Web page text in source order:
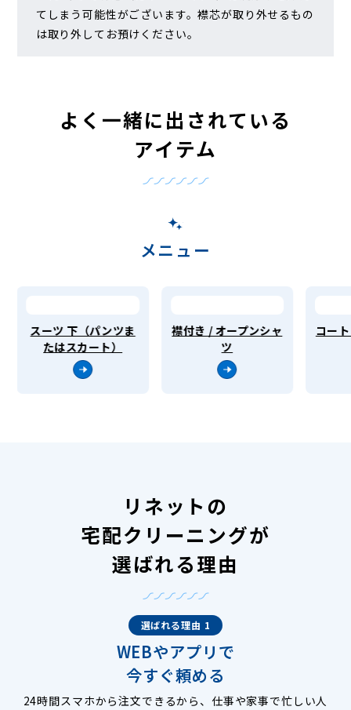
てしまう可能性がございます。襟芯が取り外せるもの
は取り外してお預けください。
よく一緒に出されている
アイテム
メニュー
スーツ 下（パンツま
たはスカート）
襟付き / オープンシャ
ツ
コー
リネットの
宅配クリーニングが
選ばれる理由
選ばれる理由 1
WEBやアプリで
今すぐ頼める
24時間スマホから注文できるから、仕事や家事で忙しい人